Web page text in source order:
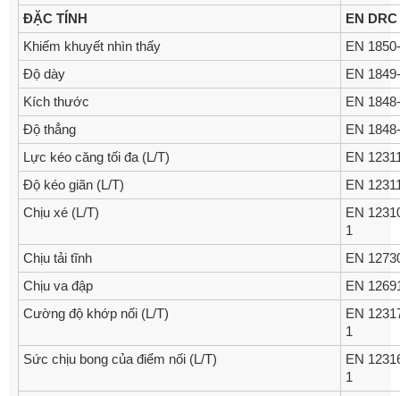
ĐẶC TÍNH
EN DRC
Khiếm khuyết nhìn thấy
EN
Độ dày
EN
Kích thước
EN
Độ thẳng
EN
Lực kéo căng tối đa (L/T)
EN
Độ kéo giãn (L/T)
EN
Chịu xé (L/T)
EN
1
Chịu tải tĩnh
EN
Chịu va đập
EN
Cường độ khớp nối (L/T)
EN
1
Sức chịu bong của điểm nối (L/T)
EN
1